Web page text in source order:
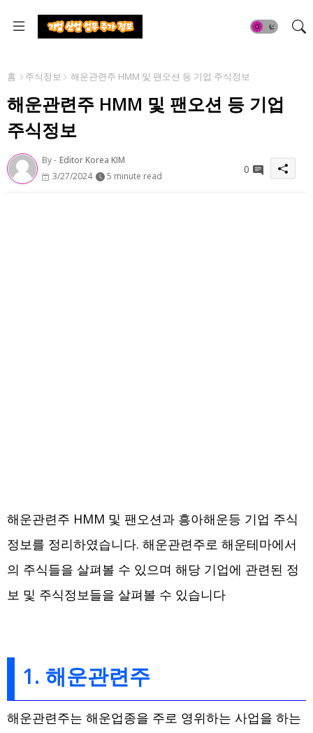
홈 주식정보 해운관련주 HMM 및 팬오션 등 기업 주식정보
해운관련주 HMM 및 팬오션 등 기업
주식정보
By - Editor Korea KIM
3/27/2024
5 minute read
0
해운관련주 HMM 및 팬오션과 흥아해운등 기업 주식
정보를 정리하였습니다. 해운관련주로 해운테마에서
의 주식들을 살펴볼 수 있으며 해당 기업에 관련된 정
보 및 주식정보들을 살펴볼 수 있습니다
1. 해운관련주
해운관련주는 해운업종을 주로 영위하는 사업을 하는